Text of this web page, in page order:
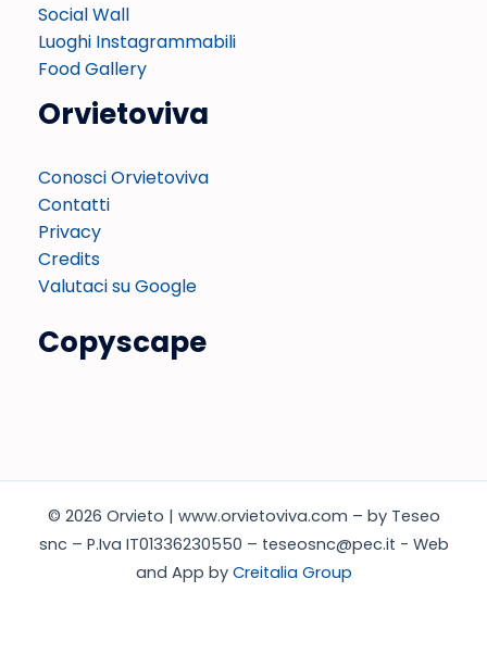
Social Wall
Luoghi Instagrammabili
Food Gallery
Orvietoviva
Conosci Orvietoviva
Contatti
Privacy
Credits
Valutaci su Google
Copyscape
© 2026 Orvieto | www.orvietoviva.com – by Teseo
snc – P.Iva IT01336230550 – teseosnc@pec.it - Web
and App by Creitalia Group